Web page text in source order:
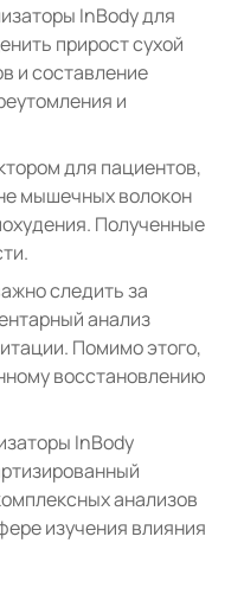
InBody для
прирост сухой
и составление
и
для пациентов,
мышечных волокон
Полученные
следить за
анализ
Помимо этого,
восстановлению
InBody
анализов
изучения влияния